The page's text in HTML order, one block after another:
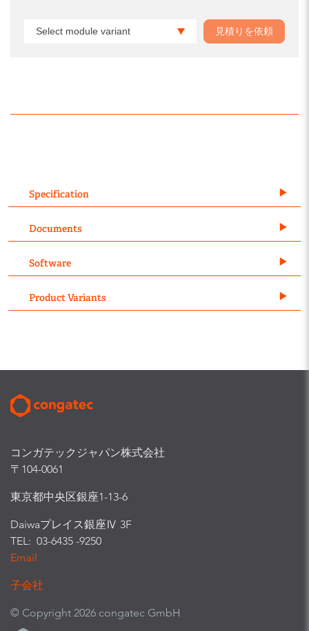
Select module variant 見積りを依頼
Specification
Documents
Software
Product Variants
コンガテックジャパン株式会社
〒104-0061
東京都中央区銀座1-13-6
Daiwaプレイス銀座Ⅳ 3F
TEL: 03-6435 -9250
Email
子会社
© Copyright 2026 congatec GmbH